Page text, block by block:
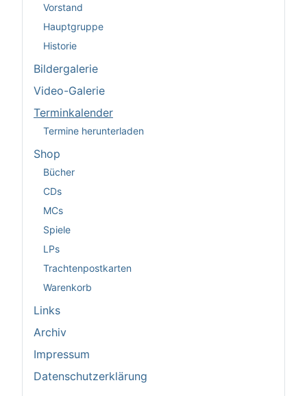
Vorstand
Hauptgruppe
Historie
Bildergalerie
Video-Galerie
Terminkalender
Termine herunterladen
Shop
Bücher
CDs
MCs
Spiele
LPs
Trachtenpostkarten
Warenkorb
Links
Archiv
Impressum
Datenschutzerklärung